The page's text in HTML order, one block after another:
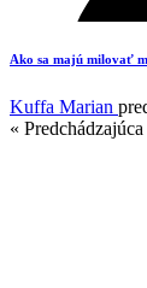
5
Ako sa majú milovať
Kuffa Marian
« Predchádzajúca